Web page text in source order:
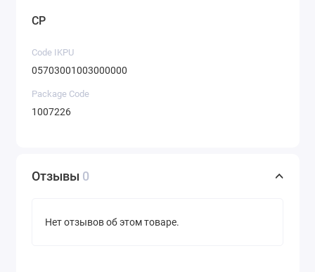
CP
Code IKPU
05703001003000000
Package Code
1007226
Отзывы 0
Нет отзывов об этом товаре.